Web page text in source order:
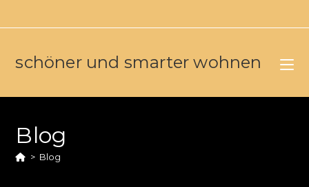
schöner und smarter wohnen
Blog
> Blog